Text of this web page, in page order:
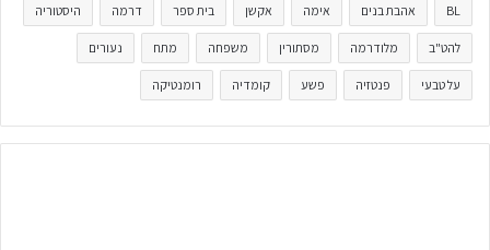
BL אהבת בנים אימה אקשן בית ספר דרמה היסטוריה
להט"ב מלודרמה מסתורין משפחה מתח נעורים
על טבעי פנטזיה פשע קומדיה רומנטיקה